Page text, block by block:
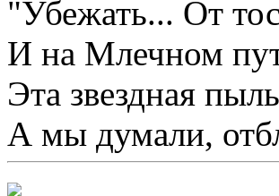
"Убежать... От
И на Млечном
Эта звездная
А мы думали,